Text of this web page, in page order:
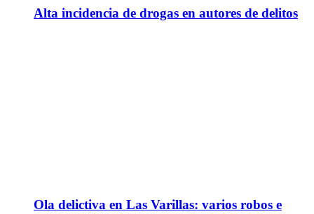
Alta incidencia de drogas en autores de delitos
Ola delictiva en Las Varillas: varios robos e